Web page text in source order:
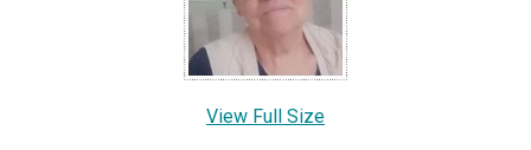
View Full Size